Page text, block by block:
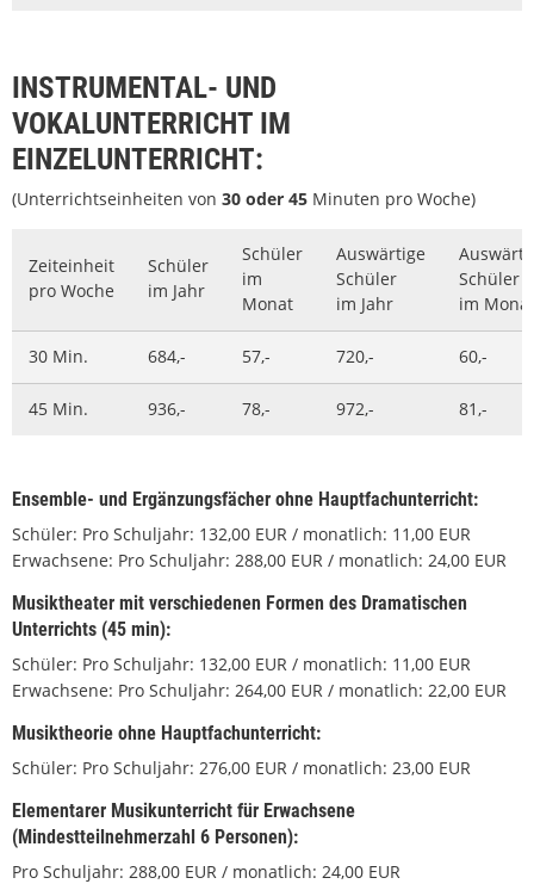
INSTRUMENTAL- UND
VOKALUNTERRICHT IM
EINZELUNTERRICHT:
(Unterrichtseinheiten von 30 oder 45 Minuten pro Woche)
Zeiteinheit
pro Woche
Schüler
im Jahr
Schüler
im
Monat
Auswärtige
Schüler
im Jahr
Schüler
im Monat
30 Min. 684,- 57,- 720,- 60,-
45 Min. 936,- 78,- 972,- 81,-
Ensemble- und Ergänzungsfächer ohne Hauptfachunterricht:
Schüler: Pro Schuljahr: 132,00 EUR / monatlich: 11,00 EUR
Erwachsene: Pro Schuljahr: 288,00 EUR / monatlich: 24,00 EUR
Musiktheater mit verschiedenen Formen des Dramatischen
Unterrichts (45 min):
Schüler: Pro Schuljahr: 132,00 EUR / monatlich: 11,00 EUR
Erwachsene: Pro Schuljahr: 264,00 EUR / monatlich: 22,00 EUR
Musiktheorie ohne Hauptfachunterricht:
Schüler: Pro Schuljahr: 276,00 EUR / monatlich: 23,00 EUR
Elementarer Musikunterricht für Erwachsene
(Mindestteilnehmerzahl 6 Personen):
Pro Schuljahr: 288,00 EUR / monatlich: 24,00 EUR